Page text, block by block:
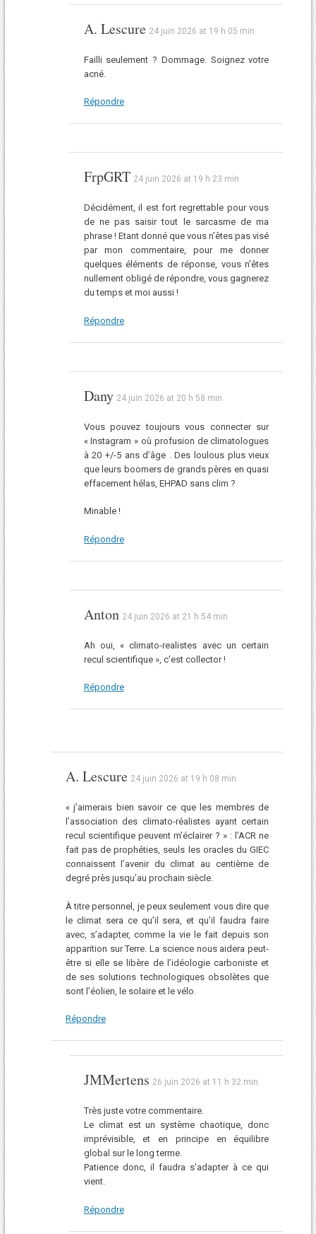
A. Lescure 24 juin 2026 at 19 h 05 min
Failli seulement ? Dommage. Soignez votre
acné.
Répondre
FrpGRT 24 juin 2026 at 19 h 23 min
Décidément, il est fort regrettable pour vous
de ne pas saisir tout le sarcasme de ma
phrase ! Etant donné que vous n’êtes pas visé
par mon commentaire, pour me donner
quelques éléments de réponse, vous n’êtes
nullement obligé de répondre, vous gagnerez
du temps et moi aussi !
Répondre
Dany 24 juin 2026 at 20 h 58 min
Vous pouvez toujours vous connecter sur
« Instagram » où profusion de climatologues
à 20 +/-5 ans d’âge . Des loulous plus vieux
que leurs boomers de grands pères en quasi
effacement hélas, EHPAD sans clim ?
Minable !
Répondre
Anton 24 juin 2026 at 21 h 54 min
Ah oui, « climato-realistes avec un certain
recul scientifique », c’est collector !
Répondre
A. Lescure 24 juin 2026 at 19 h 08 min
« j’aimerais bien savoir ce que les membres de
l’association des climato-réalistes ayant certain
recul scientifique peuvent m’éclairer ? » : l’ACR ne
fait pas de prophéties, seuls les oracles du GIEC
connaissent l’avenir du climat au centième de
degré près jusqu’au prochain siècle.
À titre personnel, je peux seulement vous dire que
le climat sera ce qu’il sera, et qu’il faudra faire
avec, s’adapter, comme la vie le fait depuis son
apparition sur Terre. La science nous aidera peut-
être si elle se libère de l’idéologie carboniste et
de ses solutions technologiques obsolètes que
sont l’éolien, le solaire et le vélo.
Répondre
JMMertens 26 juin 2026 at 11 h 32 min
Très juste votre commentaire.
Le climat est un système chaotique, donc
imprévisible, et en principe en équilibre
global sur le long terme.
Patience donc, il faudra s’adapter à ce qui
vient.
Répondre